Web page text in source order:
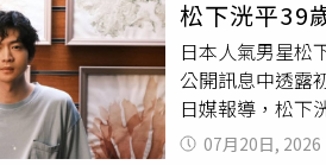
庭。
年，她深刻體悟
也正積極投入舞
紓壓，展現私下
將在台中
松下洸平39
日本人氣男星松
公開訊息中透露
日媒報導，松下
來了第1個孩子
07月20日, 2026